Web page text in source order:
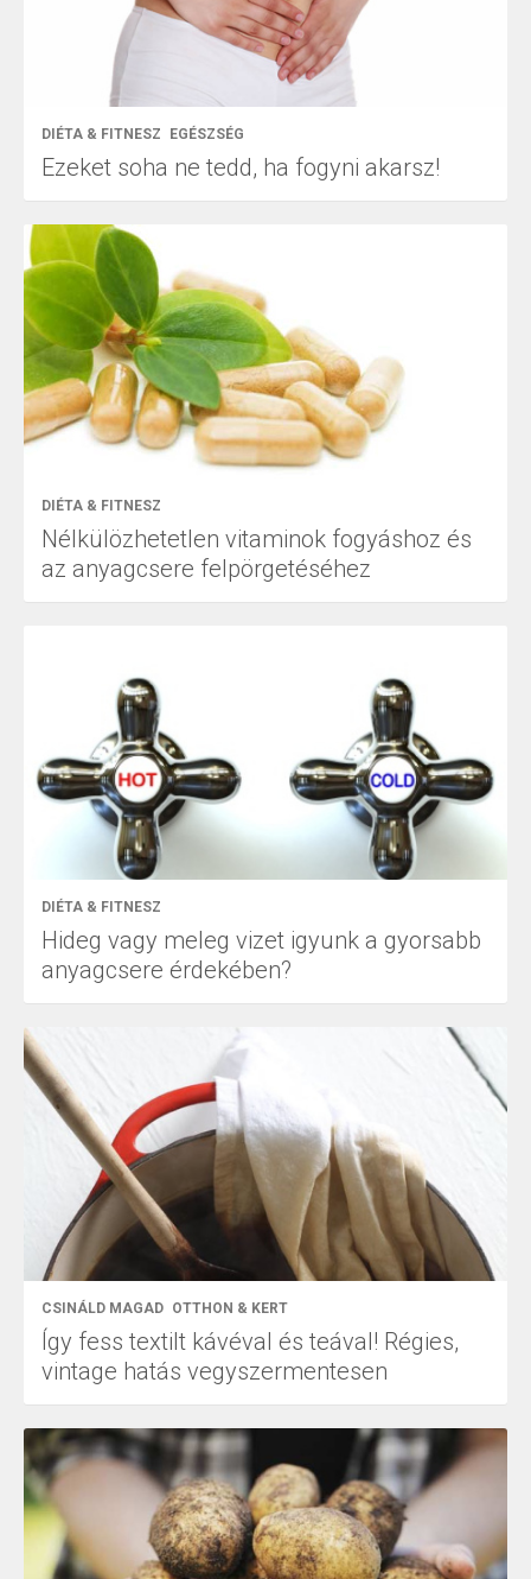
DIÉTA & FITNESZ EGÉSZSÉG
Ezeket soha ne tedd, ha fogyni akarsz!
DIÉTA & FITNESZ
Nélkülözhetetlen vitaminok fogyáshoz és
az anyagcsere felpörgetéséhez
DIÉTA & FITNESZ
Hideg vagy meleg vizet igyunk a gyorsabb
anyagcsere érdekében?
CSINÁLD MAGAD OTTHON & KERT
Így fess textilt kávéval és teával! Régies,
vintage hatás vegyszermentesen